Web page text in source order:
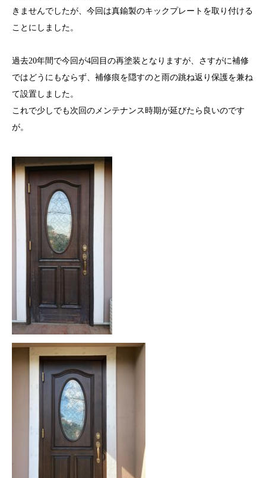
きませんでしたが、今回は真鍮製のキックプレートを取り付ける
ことにしました。
過去20年間で今回が4回目の再塗装となりますが、さすがに補修
ではどうにもならず、補修痕を隠すのと雨の跳ね返り保護を兼ね
て設置しました。
これで少しでも次回のメンテナンス時期が延びたら良いのです
が。